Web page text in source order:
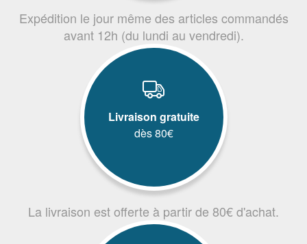
Expédition le jour même des articles commandés
avant 12h (du lundi au vendredi).
Livraison gratuite
dès 80€
La livraison est offerte à partir de 80€ d'achat.